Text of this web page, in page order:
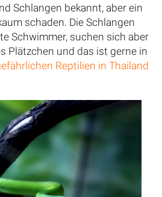
Schlangen bekannt, aber ein
schaden. Die Schlangen
Schwimmer, suchen sich aber
Plätzchen und das ist gerne in
Reptilien in Thailand